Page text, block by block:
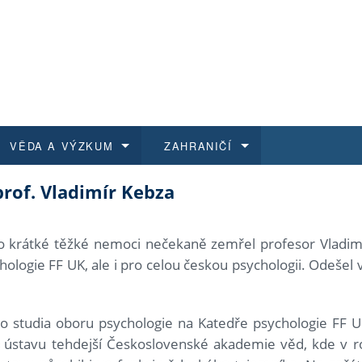
další dokumenty
benefity pro zaměstnance
FF UK
E-
a jak se přihlásit
programy
k průběhu přijímacího řízení
a magisterské studium
studium
VĚDA A VÝZKUM
na FF UK
kvalifikace
ZAHRANIČÍ
a výběrová řízení
studenti
Vladimír Kebza
krátké těžké nemoci nečekaně zemřel profesor
FF UK, ale i pro celou českou psychologii. Odešel
studia oboru psychologie na Katedře psychologie FF
ústavu tehdejší Československé akademie věd, kde v